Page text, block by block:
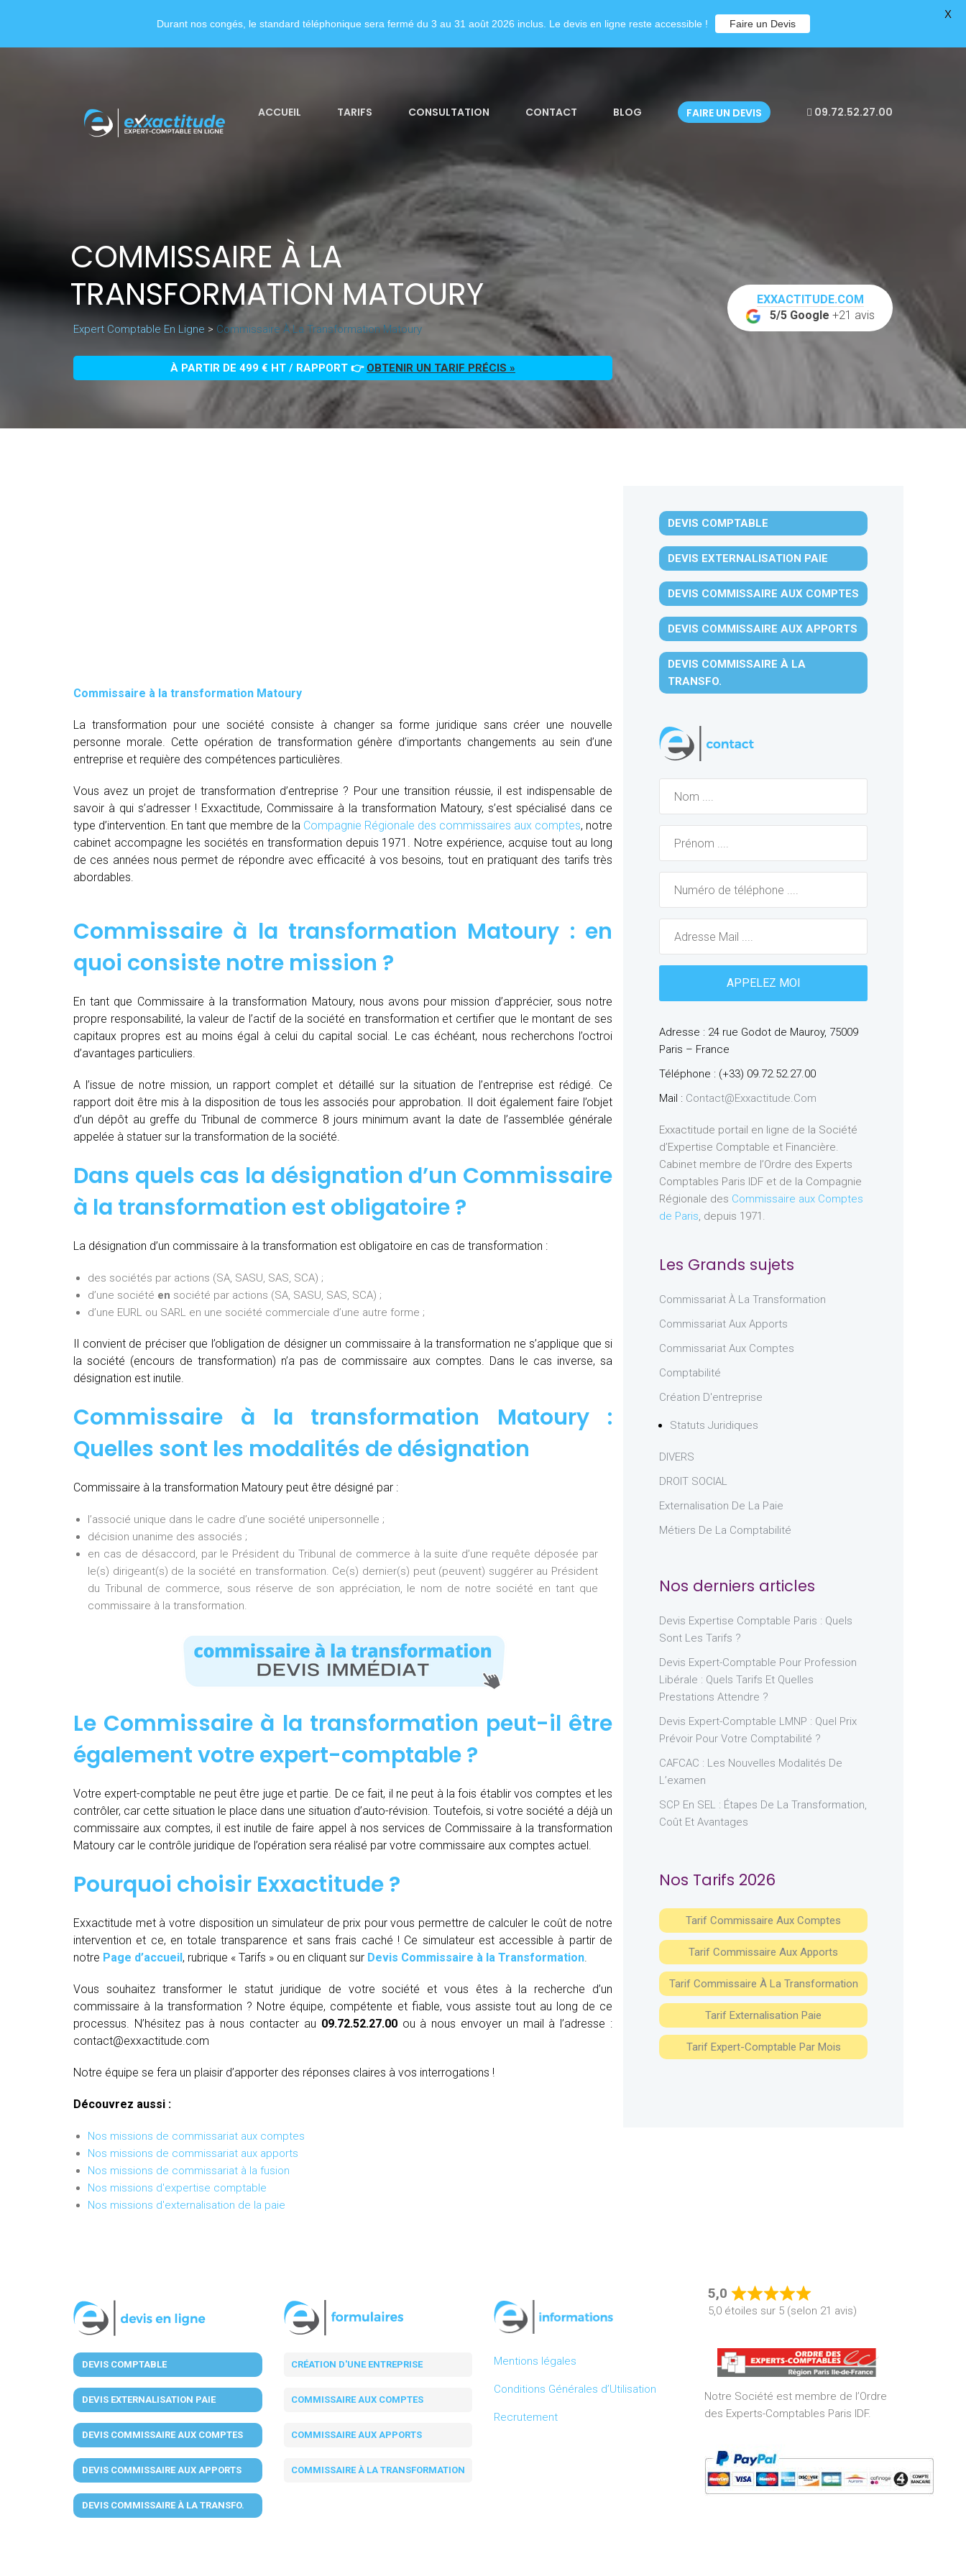
ACCUEIL TARIFS CONSULTATION CONTACT BLOG FAIRE UN DEVIS 09.72.52.27.00
COMMISSAIRE À LA
TRANSFORMATION MATOURY
Expert Comptable En Ligne > Commissaire À La Transformation Matoury
À PARTIR DE 499 € HT / RAPPORT 👉 OBTENIR UN TARIF PRÉCIS »
EXXACTITUDE.COM
5/5 Google +21 avis
Commissaire à la transformation Matoury
La transformation pour une société consiste à changer sa forme juridique sans créer une nouvelle
personne morale. Cette opération de transformation génère d’importants changements au sein d’une
entreprise et requière des compétences particulières.
Vous avez un projet de transformation d’entreprise ? Pour une transition réussie, il est indispensable de
savoir à qui s’adresser ! Exxactitude, Commissaire à la transformation Matoury, s’est spécialisé dans ce
type d’intervention. En tant que membre de la Compagnie Régionale des commissaires aux comptes, notre
cabinet accompagne les sociétés en transformation depuis 1971. Notre expérience, acquise tout au long
de ces années nous permet de répondre avec efficacité à vos besoins, tout en pratiquant des tarifs très
abordables.
Commissaire à la transformation Matoury : en
quoi consiste notre mission ?
En tant que Commissaire à la transformation Matoury, nous avons pour mission d’apprécier, sous notre
propre responsabilité, la valeur de l’actif de la société en transformation et certifier que le montant de ses
capitaux propres est au moins égal à celui du capital social. Le cas échéant, nous recherchons l’octroi
d’avantages particuliers.
A l’issue de notre mission, un rapport complet et détaillé sur la situation de l’entreprise est rédigé. Ce
rapport doit être mis à la disposition de tous les associés pour approbation. Il doit également faire l’objet
d’un dépôt au greffe du Tribunal de commerce 8 jours minimum avant la date de l’assemblée générale
appelée à statuer sur la transformation de la société.
Dans quels cas la désignation d’un Commissaire
à la transformation est obligatoire ?
La désignation d’un commissaire à la transformation est obligatoire en cas de transformation :
des sociétés par actions (SA, SASU, SAS, SCA) ;
d’une société en société par actions (SA, SASU, SAS, SCA) ;
d’une EURL ou SARL en une société commerciale d’une autre forme ;
Il convient de préciser que l’obligation de désigner un commissaire à la transformation ne s’applique que si
la société (encours de transformation) n’a pas de commissaire aux comptes. Dans le cas inverse, sa
désignation est inutile.
Commissaire à la transformation Matoury :
Quelles sont les modalités de désignation
Commissaire à la transformation Matoury peut être désigné par :
l’associé unique dans le cadre d’une société unipersonnelle ;
décision unanime des associés ;
en cas de désaccord, par le Président du Tribunal de commerce à la suite d’une requête déposée par
le(s) dirigeant(s) de la société en transformation. Ce(s) dernier(s) peut (peuvent) suggérer au Président
du Tribunal de commerce, sous réserve de son appréciation, le nom de notre société en tant que
commissaire à la transformation.
Le Commissaire à la transformation peut-il être
également votre expert-comptable ?
Votre expert-comptable ne peut être juge et partie. De ce fait, il ne peut à la fois établir vos comptes et les
contrôler, car cette situation le place dans une situation d’auto-révision. Toutefois, si votre société a déjà un
commissaire aux comptes, il est inutile de faire appel à nos services de Commissaire à la transformation
Matoury car le contrôle juridique de l’opération sera réalisé par votre commissaire aux comptes actuel.
Pourquoi choisir Exxactitude ?
Exxactitude met à votre disposition un simulateur de prix pour vous permettre de calculer le coût de notre
intervention et ce, en totale transparence et sans frais caché ! Ce simulateur est accessible à partir de
notre Page d’accueil, rubrique « Tarifs » ou en cliquant sur Devis Commissaire à la Transformation.
Vous souhaitez transformer le statut juridique de votre société et vous êtes à la recherche d’un
commissaire à la transformation ? Notre équipe, compétente et fiable, vous assiste tout au long de ce
processus. N’hésitez pas à nous contacter au 09.72.52.27.00ou à nous envoyer un mail à l’adresse :
contact@exxactitude.com
Notre équipe se fera un plaisir d’apporter des réponses claires à vos interrogations !
Découvrez aussi :
Nos missions de commissariat aux comptes
Nos missions de commissariat aux apports
Nos missions de commissariat à la fusion
Nos missions d'expertise comptable
Nos missions d'externalisation de la paie
DEVIS COMPTABLE
DEVIS EXTERNALISATION PAIE
DEVIS COMMISSAIRE AUX COMPTES
DEVIS COMMISSAIRE AUX APPORTS
DEVIS COMMISSAIRE À LA
TRANSFO.
Adresse : 24 rue Godot de Mauroy, 75009
Paris – France
Téléphone : (+33) 09.72.52.27.00
Mail : Contact@exxactitude.com
Exxactitude portail en ligne de la Société
d’Expertise Comptable et Financière.
Cabinet membre de l’Ordre des Experts
Comptables Paris IDF et de la Compagnie
Régionale des Commissaire aux Comptes
de Paris, depuis 1971.
Les Grands sujets
Commissariat À La Transformation
Commissariat Aux Apports
Commissariat Aux Comptes
Comptabilité
Création D'entreprise
Statuts Juridiques
DIVERS
DROIT SOCIAL
Externalisation De La Paie
Métiers De La Comptabilité
Nos derniers articles
Devis Expertise Comptable Paris : Quels
Sont Les Tarifs ?
Devis Expert-Comptable Pour Profession
Libérale : Quels Tarifs Et Quelles
Prestations Attendre ?
Devis Expert-Comptable LMNP : Quel Prix
Prévoir Pour Votre Comptabilité ?
CAFCAC : Les Nouvelles Modalités De
L’examen
SCP En SEL : Étapes De La Transformation,
Coût Et Avantages
Nos Tarifs 2026
Tarif Commissaire Aux Comptes
Tarif Commissaire Aux Apports
Tarif Commissaire À La Transformation
Tarif Externalisation Paie
Tarif Expert-Comptable Par Mois
DEVIS COMPTABLE
DEVIS EXTERNALISATION PAIE
DEVIS COMMISSAIRE AUX COMPTES
DEVIS COMMISSAIRE AUX APPORTS
DEVIS COMMISSAIRE À LA TRANSFO.
CRÉATION D'UNE ENTREPRISE
COMMISSAIRE AUX COMPTES
COMMISSAIRE AUX APPORTS
COMMISSAIRE À LA TRANSFORMATION
Mentions légales
Conditions Générales d’Utilisation
Recrutement
5,0
Rated
5,0
5
5,0 étoiles sur 5 (selon 21 avis)
Notre Société est membre de l’Ordre
des Experts-Comptables Paris IDF.
Durant nos congés, le standard téléphonique sera fermé du 3 au 31 août 2026 inclus. Le devis en ligne reste accessible ! Faire un Devis
X